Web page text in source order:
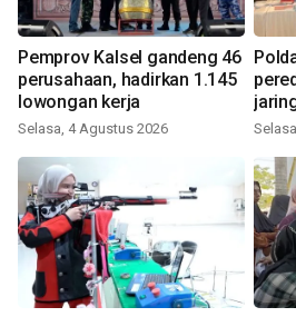
Pemprov Kalsel gandeng 46
perusahaan, hadirkan 1.145
lowongan kerja
Selasa, 4 Agustus 2026